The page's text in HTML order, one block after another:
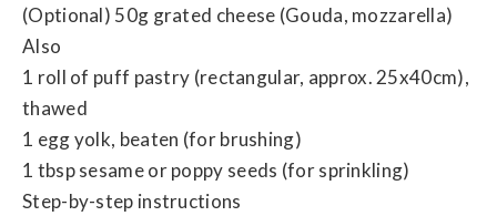
(Optional) 50g grated cheese (Gouda, mozzarella)
Also
1 roll of puff pastry (rectangular, approx. 25x40cm),
thawed
1 egg yolk, beaten (for brushing)
1 tbsp sesame or poppy seeds (for sprinkling)
Step-by-step instructions